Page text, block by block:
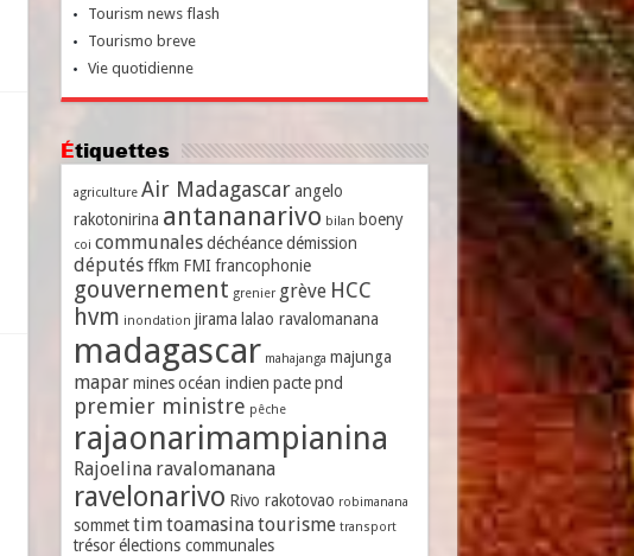
Tourism news flash
Tourismo breve
Vie quotidienne
Étiquettes
agriculture Air Madagascar angelo
rakotonirina antananarivo bilan boeny
coi communales déchéance démission
députés ffkm FMI francophonie
gouvernement grenier grève HCC
hvm inondation jirama lalao ravalomanana
madagascar mahajanga majunga
mapar mines océan indien pacte pnd
premier ministre pêche
rajaonarimampianina
Rajoelina ravalomanana
ravelonarivo Rivo rakotovao robimanana
sommet timtoamasinatourisme transport
trésor élections communales